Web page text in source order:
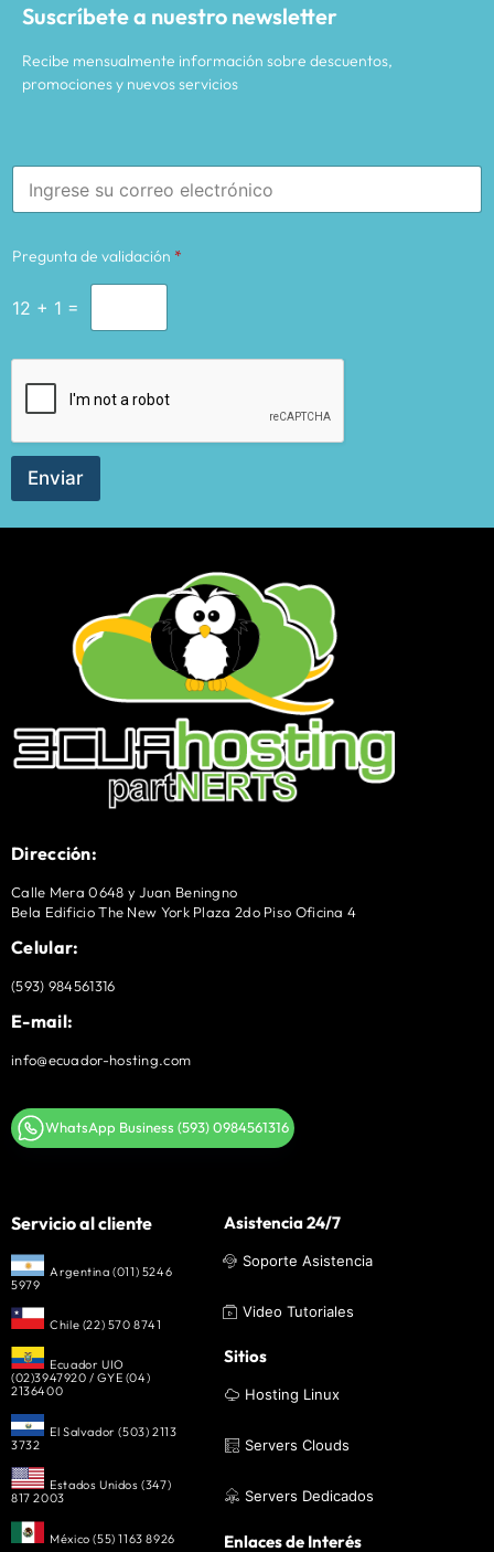
Suscríbete a nuestro newsletter
Recibe mensualmente información sobre descuentos,
promociones y nuevos servicios
E
a
lPregunta de validación *
12 + 1 =
Enviar
Dirección:
Calle Mera 0648 y Juan Beningno
Bela Edificio The New York Plaza 2do Piso Oficina 4
Celular:
(593) 984561316
E-mail:
info@ecuador-hosting.com
WhatsApp Business (593) 0984561316
Servicio al cliente
Argentina (011) 5246
5979
Chile (22) 570 8741
Ecuador UIO
(02)3947920 / GYE (04)
2136400
El Salvador (503) 2113
3732
Estados Unidos (347)
817 2003
México (55) 1163 8926
Asistencia 24/7
Soporte Asistencia
Video Tutoriales
Sitios
Hosting Linux
Servers Clouds
Servers Dedicados
Enlaces de Interés